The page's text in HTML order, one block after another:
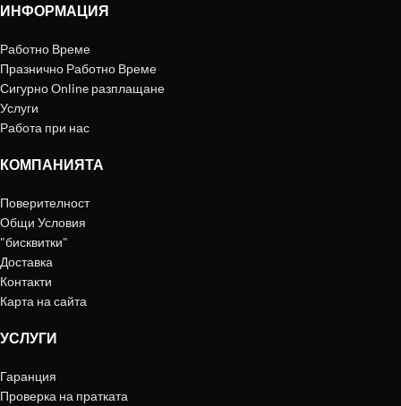
ИНФОРМАЦИЯ
Работно Време
Празнично Работно Време
Сигурно Online разплащане
Услуги
Работа при нас
КОМПАНИЯТА
Поверителност
Общи Условия
"бисквитки"
Доставка
Контакти
Карта на сайта
УСЛУГИ
Гаранция
Проверка на пратката